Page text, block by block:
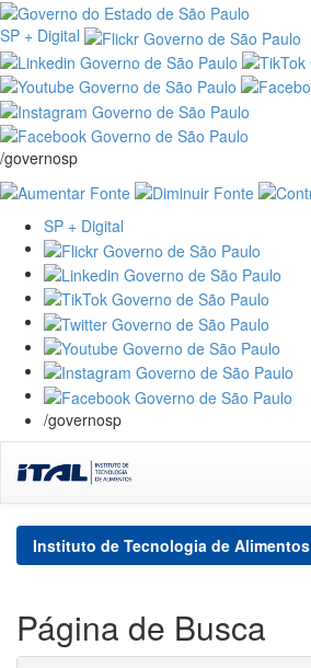
SP + Digital
/governosp
SP + Digital
/governosp
navigation
Instituto de Tecnologia de Alimentos
Página de Busca